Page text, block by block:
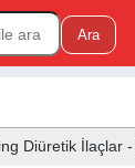
Diüretik İlaçlar